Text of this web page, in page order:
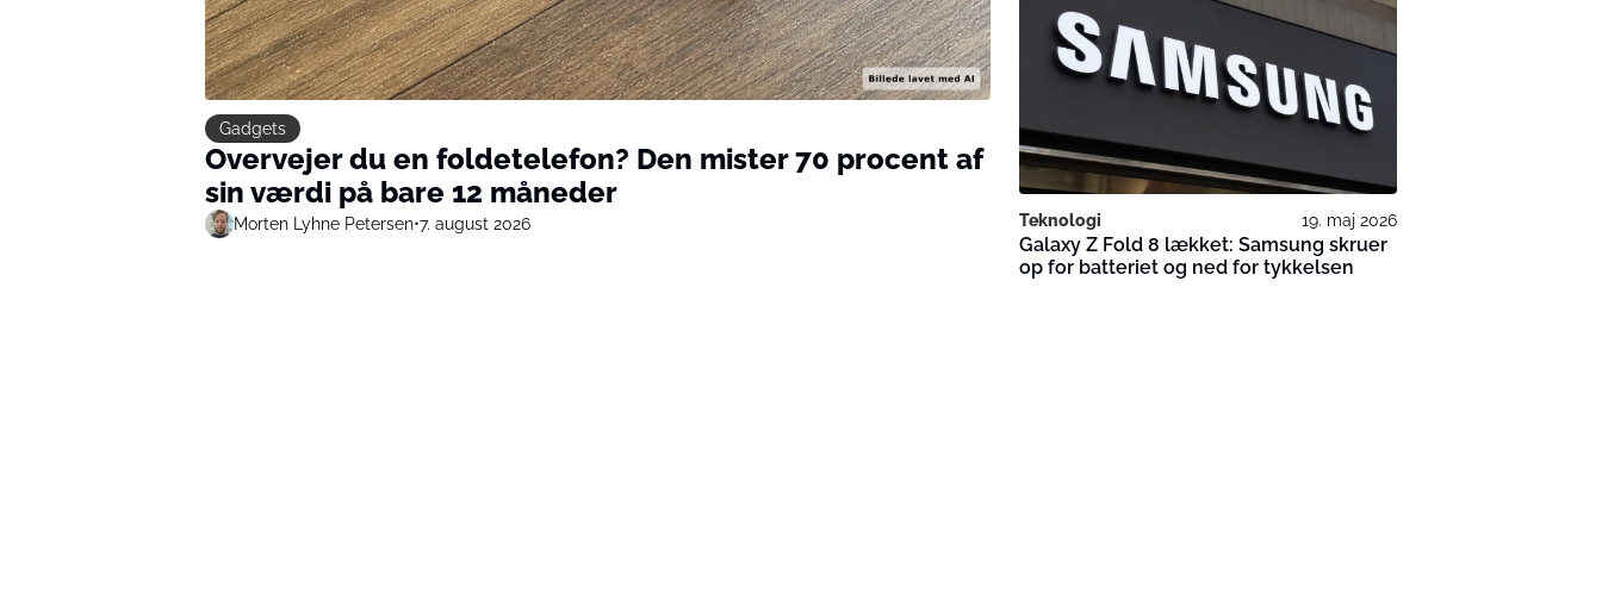
Gadgets
Overvejer du en foldetelefon? Den mister 70 procent af
sin værdi på bare 12 måneder
Morten Lyhne Petersen•7. august 2026 Teknologi 19. maj 2026
Galaxy Z Fold 8 lækket: Samsung skruer
op for batteriet og ned for tykkelsen